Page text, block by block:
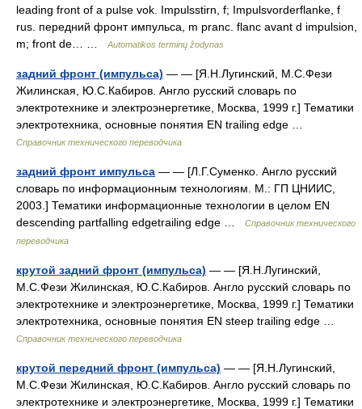
leading front of a pulse vok. Impulsstirn, f; Impulsvorderflanke, f
rus. передний фронт импульса, m pranc. flanc avant d impulsion,
m; front de… …
Automatikos terminų žodynas
задний фронт (импульса) — — [Я.Н.Лугинский, М.С.Фези
Жилинская, Ю.С.Кабиров. Англо русский словарь по
электротехнике и электроэнергетике, Москва, 1999 г.] Тематики
электротехника, основные понятия EN trailing edge …
Справочник технического переводчика
задний фронт импульса — — [Л.Г.Суменко. Англо русский
словарь по информационным технологиям. М.: ГП ЦНИИС,
2003.] Тематики информационные технологии в целом EN
descending partfalling edgetrailing edge …
Справочник технического
переводчика
крутой задний фронт (импульса) — — [Я.Н.Лугинский,
М.С.Фези Жилинская, Ю.С.Кабиров. Англо русский словарь по
электротехнике и электроэнергетике, Москва, 1999 г.] Тематики
электротехника, основные понятия EN steep trailing edge …
Справочник технического переводчика
крутой передний фронт (импульса) — — [Я.Н.Лугинский,
М.С.Фези Жилинская, Ю.С.Кабиров. Англо русский словарь по
электротехнике и электроэнергетике, Москва, 1999 г.] Тематики